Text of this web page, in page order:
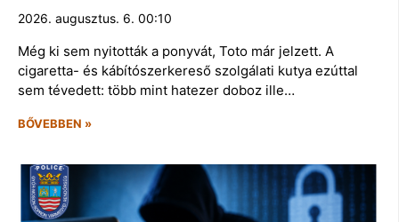
2026. augusztus. 6. 00:10
Még ki sem nyitották a ponyvát, Toto már jelzett. A
cigaretta- és kábítószerkereső szolgálati kutya ezúttal
sem tévedett: több mint hatezer doboz ille…
BŐVEBBEN »